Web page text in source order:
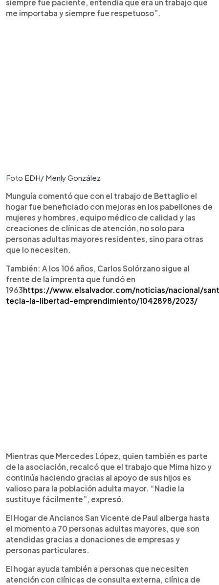
siempre fue paciente, entendía que era un trabajo que
me importaba y siempre fue respetuoso”.
Foto EDH/ Menly González
Munguía comentó que con el trabajo de Bettaglio el
hogar fue beneficiado con mejoras en los pabellones de
mujeres y hombres, equipo médico de calidad y las
creaciones de clínicas de atención, no solo para
personas adultas mayores residentes, sino para otras
que lo necesiten.
También: A los 106 años, Carlos Solórzano sigue al
frente de la imprenta que fundó en
1963https://www.elsalvador.com/noticias/nacional/
tecla-la-libertad-emprendimiento/1042898/2023/
Mientras que Mercedes López, quien también es parte
de la asociación, recalcó que el trabajo que Mima hizo y
continúa haciendo gracias al apoyo de sus hijos es
valioso para la población adulta mayor. “Nadie la
sustituye fácilmente”, expresó.
El Hogar de Ancianos San Vicente de Paul alberga hasta
el momento a 70 personas adultas mayores, que son
atendidas gracias a donaciones de empresas y
personas particulares.
El hogar ayuda también a personas que necesiten
atención con clínicas de consulta externa, clínica de